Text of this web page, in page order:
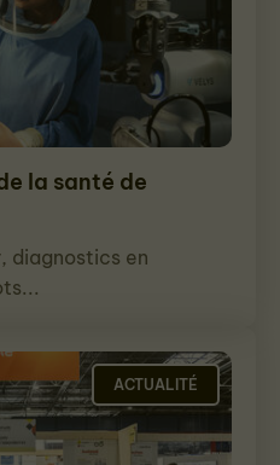
la santé de
diagnostics en
ACTUALITÉ